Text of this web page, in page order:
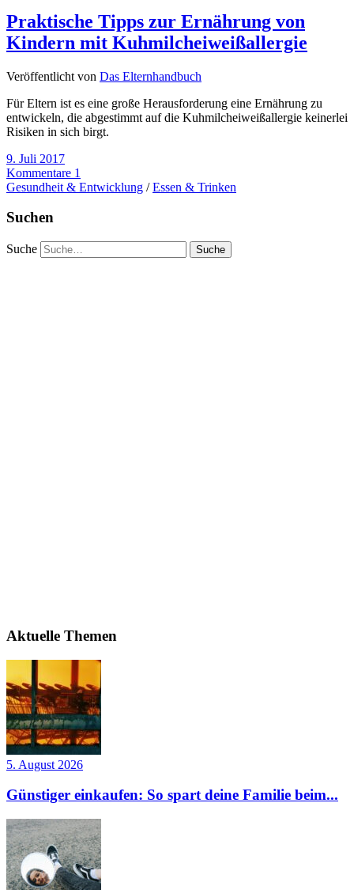
Praktische Tipps zur Ernährung von
Kindern mit Kuhmilcheiweißallergie
Veröffentlicht von Das Elternhandbuch
Für Eltern ist es eine große Herausforderung eine Ernährung zu
entwickeln, die abgestimmt auf die Kuhmilcheiweißallergie keinerlei
Risiken in sich birgt.
9. Juli 2017
Kommentare 1
Gesundheit & Entwicklung /Essen & Trinken
Suchen
Suche
Aktuelle Themen
5. August 2026
Günstiger einkaufen: So spart deine Familie beim...